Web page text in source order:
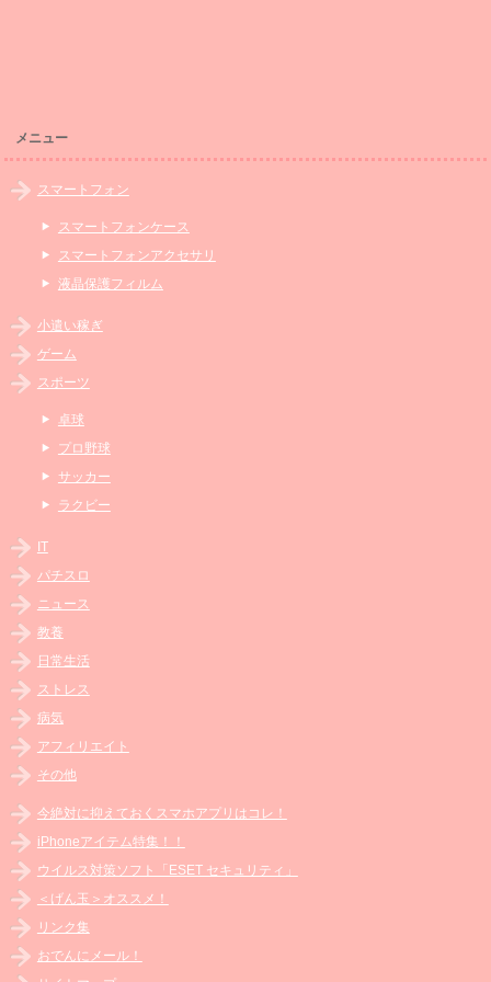
メニュー
スマートフォン
スマートフォンケース
スマートフォンアクセサリ
液晶保護フィルム
小遣い稼ぎ
ゲーム
スポーツ
卓球
プロ野球
サッカー
ラクビー
IT
パチスロ
ニュース
教養
日常生活
ストレス
病気
アフィリエイト
その他
今絶対に抑えておくスマホアプリはコレ！
iPhoneアイテム特集！！
ウイルス対策ソフト「ESET セキュリティ」
＜げん玉＞オススメ！
リンク集
おでんにメール！